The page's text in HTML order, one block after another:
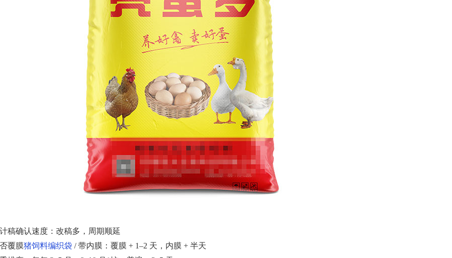
稿确认速度：改稿多，周期顺延
覆膜猪饲料编织袋 / 带内膜：覆膜 + 1–2 天，内膜 + 半天